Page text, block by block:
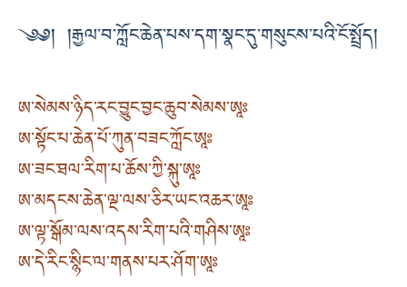
༄༅། །རྒྱལ་བ་ཀློང་ཆེན་པས་དག་སྣང་དུ་གསུངས་པའི་ངོ་སྤྲོད།
ཨ་སེམས་ཉིད་རང་བྱུང་བྱང་ཆུབ་སེམས་ཨཱཿ
ཨ་སྟོང་པ་ཆེན་པོ་ཀུན་བཟང་ཀློང་ཨཱཿ
ཨ་ཟང་ཐལ་རིག་པ་ཆོས་ཀྱི་སྐུ་ཨཱཿ
ཨ་མདངས་ཆེན་ལྔ་ལས་ཅིར་ཡང་འཆར་ཨཱཿ
ཨ་ལྟ་སྒོམ་ལས་འདས་རིག་པའི་གཤིས་ཨཱཿ
ཨ་དེ་རིང་སྙིང་ལ་གནས་པར་ཤོག་ཨཱཿ